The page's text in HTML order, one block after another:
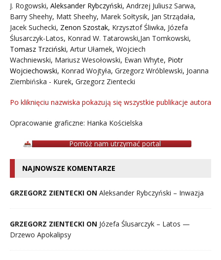
J. Rogowski, Aleksander Rybczyński, Andrzej Juliusz Sarwa,
Barry Sheehy, Matt Sheehy, Marek Sołtysik, Jan Strządała,
Jacek Suchecki, Zenon Szostak, Krzysztof Śliwka, Józefa
Ślusarczyk-Latos, Konrad W. Tatarowski,Jan Tomkowski,
Tomasz Trzciński, Artur Ułamek, Wojciech
Wachniewski, Mariusz Wesołowski, Ewan Whyte, Piotr
Wojciechowski, Konrad Wojtyła, Grzegorz Wróblewski, Joanna
Ziembińska - Kurek, Grzegorz Zientecki
Po kliknięciu nazwiska pokazują się wszystkie publikacje autora
Opracowanie graficzne: Hanka Kościelska
Pomóż nam utrzymać portal
NAJNOWSZE KOMENTARZE
GRZEGORZ ZIENTECKI ON Aleksander Rybczyński – Inwazja
GRZEGORZ ZIENTECKI ON Józefa Ślusarczyk – Latos —
Drzewo Apokalipsy